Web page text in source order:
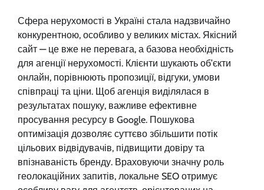
Сфера нерухомості в Україні стала надзвичайно
конкурентною, особливо у великих містах. Якісний
сайт — це вже не перевага, а базова необхідність
для агенції нерухомості. Клієнти шукають об’єкти
онлайн, порівнюють пропозиції, відгуки, умови
співпраці та ціни. Щоб агенція виділялася в
результатах пошуку, важливе ефективне
просування ресурсу в Google. Пошукова
оптимізація дозволяє суттєво збільшити потік
цільових відвідувачів, підвищити довіру та
впізнаваність бренду. Враховуючи значну роль
геолокаційних запитів, локальне SEO отримує